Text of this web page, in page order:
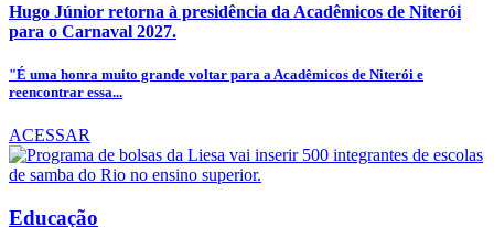
Hugo Júnior retorna à presidência da Acadêmicos de Niterói
para o Carnaval 2027.
"É uma honra muito grande voltar para a Acadêmicos de Niterói e
reencontrar essa...
ACESSAR
Educação